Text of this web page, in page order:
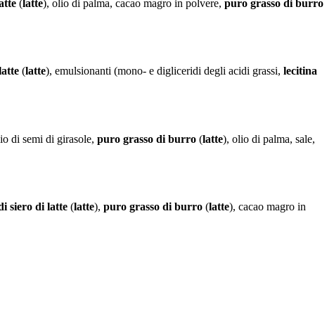
(latte), olio di palma, cacao magro in polvere, puro grasso di burro
(latte), emulsionanti (mono- e digliceridi degli acidi grassi, lecitina
di semi di girasole, puro grasso di burro (latte), olio di palma, sale,
siero di latte (latte), puro grasso di burro (latte), cacao magro in